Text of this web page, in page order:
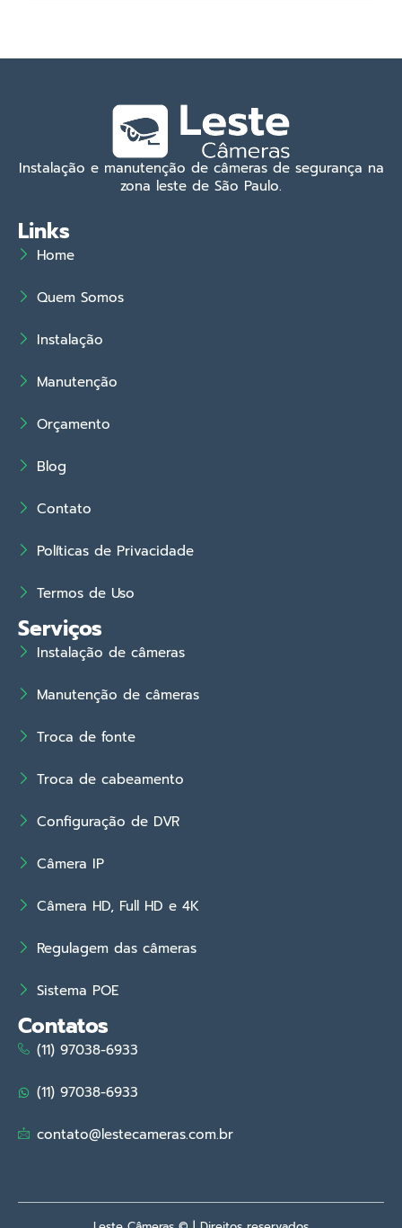
Instalação e manutenção de câmeras de segurança na
zona leste de São Paulo.
Links
Home
Quem Somos
Instalação
Manutenção
Orçamento
Blog
Contato
Políticas de Privacidade
Termos de Uso
Serviços
Instalação de câmeras
Manutenção de câmeras
Troca de fonte
Troca de cabeamento
Configuração de DVR
Câmera IP
Câmera HD, Full HD e 4K
Regulagem das câmeras
Sistema POE
Contatos
(11) 97038-6933
(11) 97038-6933
contato@lestecameras.com.br